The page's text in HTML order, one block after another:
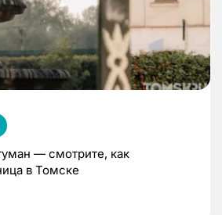
— смотрите, как
в Томске